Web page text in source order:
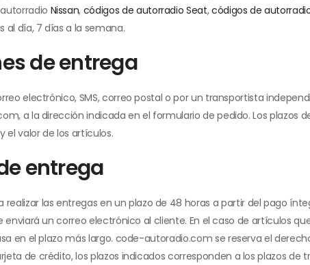
Nissan, códigos de autorradio Seat,códigos de
al día, 7 días a la semana.
de entrega
electrónico, SMS, correo postal o por un transportista
a la dirección indicada en el formulario de pedido. Los
el valor de los artículos.
entrega
las entregas en un plazo de 48 horas a partir del pago
enviará un correo electrónico al cliente. En el caso de artículos
en el plazo más largo. code-autoradio.com se reserva el
de crédito, los plazos indicados corresponden a los plazos